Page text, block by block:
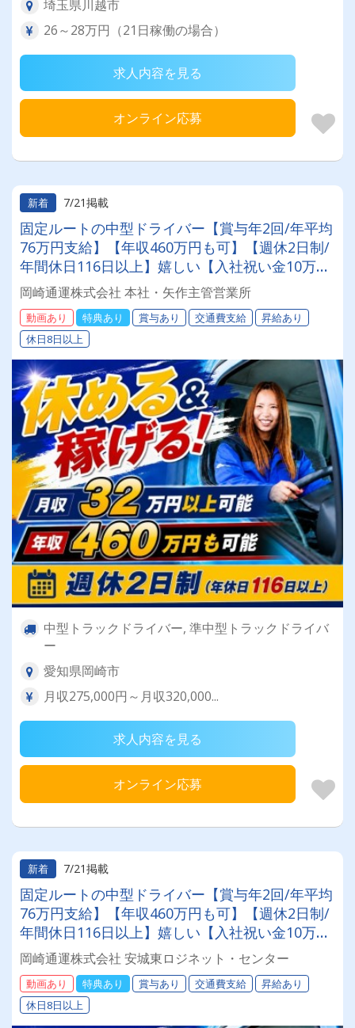
埼玉県川越市
26～28万円（21日稼働の場合）
求人内容を見る
オンライン応募
新着 7/21掲載
固定ルートの中型ドライバー【賞与年2回/年平均
76万円支給】【年収460万円も可】【週休2日制/
年間休日116日以上】嬉しい【入社祝い金10万円
有】【固定ルート配送/近距離メイン】【髪色自
由・ネイル自由】など他にもメリット沢山！
岡崎通運株式会社 本社・矢作主管営業所
動画あり 特典あり 賞与あり 交通費支給
昇給あり
休日8日以上
中型トラックドライバー, 準中型トラックドライバ
ー
愛知県岡崎市
月収275,000円～月収320,000...
求人内容を見る
オンライン応募
新着 7/21掲載
固定ルートの中型ドライバー【賞与年2回/年平均
76万円支給】【年収460万円も可】【週休2日制/
年間休日116日以上】嬉しい【入社祝い金10万円
有】【固定ルート配送/近距離メイン】【髪色自
由・ネイル自由】など他にもメリット沢山！
岡崎通運株式会社 安城東ロジネット・センター
動画あり 特典あり 賞与あり 交通費支給
昇給あり
休日8日以上